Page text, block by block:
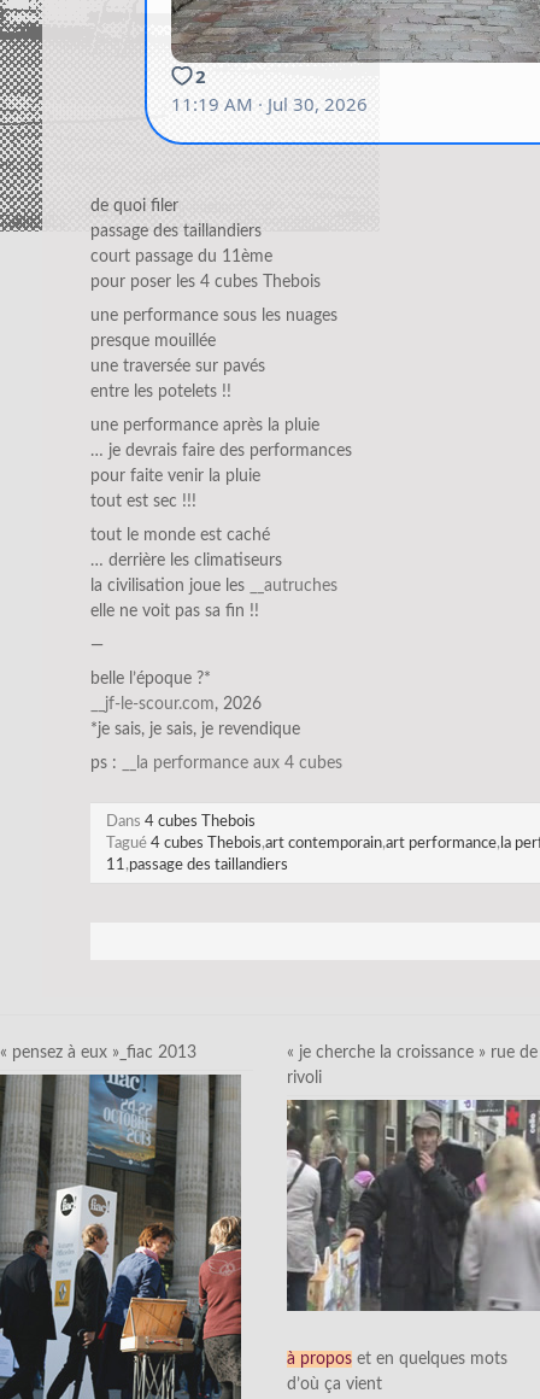
de quoi filer
passage des taillandiers
court passage du 11ème
pour poser les 4 cubes Thebois
une performance sous les nuages
presque mouillée
une traversée sur pavés
entre les potelets !!
une performance après la pluie
… je devrais faire des performances
pour faite venir la pluie
tout est sec !!!
tout le monde est caché
… derrière les climatiseurs
la civilisation joue les __autruches
elle ne voit pas sa fin !!
—
belle l’époque ?*
__jf-le-scour.com, 2026
*je sais, je sais, je revendique
ps :
__la performance aux 4 cubes
Dans 4 cubes Thebois
Tagué 4 cubes Thebois,art contemporain,art performance, la
11 ,passage des taillandiers
« pensez à eux »_fiac 2013
« je cherche la croissance » rue de
rivoli
à propos et en quelques mots
d’où ça vient